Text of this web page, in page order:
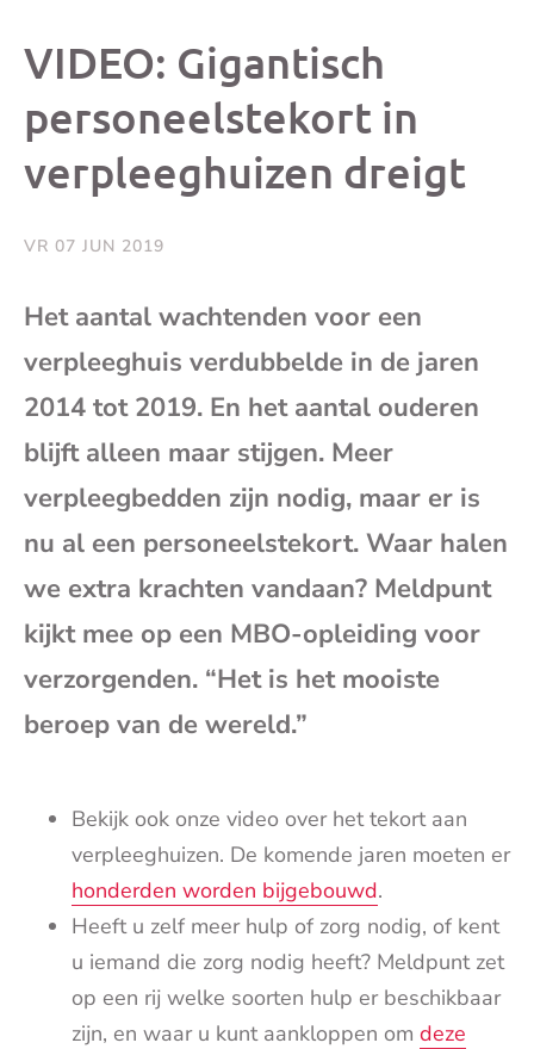
bericht
op
bericht
op op
VIDEO: Gigantisch
personeelstekort in
verpleeghuizen dreigt
VR 07 JUN 2019
Het aantal wachtenden voor een
verpleeghuis verdubbelde in de jaren
2014 tot 2019. En het aantal ouderen
blijft alleen maar stijgen. Meer
verpleegbedden zijn nodig, maar er is
nu al een personeelstekort. Waar halen
we extra krachten vandaan? Meldpunt
kijkt mee op een MBO-opleiding voor
verzorgenden. “Het is het mooiste
beroep van de wereld.”
Bekijk ook onze video over het tekort aan
verpleeghuizen. De komende jaren moeten er
honderden worden bijgebouwd.
Heeft u zelf meer hulp of zorg nodig, of kent
u iemand die zorg nodig heeft? Meldpunt zet
op een rij welke soorten hulp er beschikbaar
zijn, en waar u kunt aankloppen om deze